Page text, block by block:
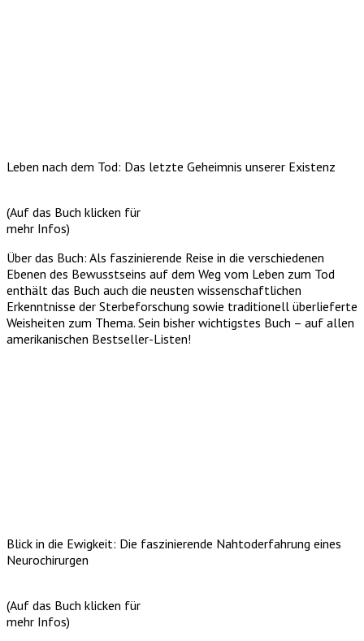
Leben nach dem Tod: Das letzte Geheimnis unserer Existenz
(Auf das Buch klicken für
mehr Infos)
Über das Buch: Als faszinierende Reise in die verschiedenen
Ebenen des Bewusstseins auf dem Weg vom Leben zum Tod
enthält das Buch auch die neusten wissenschaftlichen
Erkenntnisse der Sterbeforschung sowie traditionell überlieferte
Weisheiten zum Thema. Sein bisher wichtigstes Buch – auf allen
amerikanischen Bestseller-Listen!
Blick in die Ewigkeit: Die faszinierende Nahtoderfahrung eines
Neurochirurgen
(Auf das Buch klicken für
mehr Infos)